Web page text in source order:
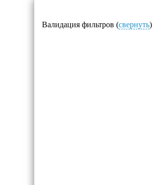
Валидация фильтров (свернуть)